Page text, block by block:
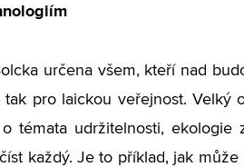
určena všem, kteří nad
pro laickou veřejnost. Velký
témata udržitelnosti, ekologie
každý. Je to příklad, jak